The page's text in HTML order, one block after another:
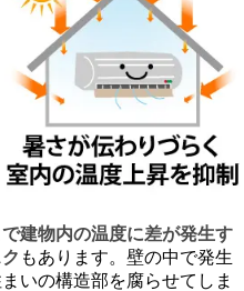
建物内の温度に差が発生す
もあります。壁の中で発生
いの構造部を腐らせてしま